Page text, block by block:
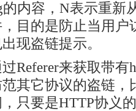
内容，N表示重新
目的是防止当用户
现盗链提示。
Referer来获取带有
其它协议的盗链，
只要是HTTP协义